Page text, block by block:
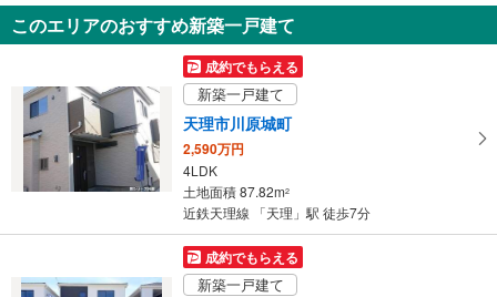
6,000万円
149.15m
（登記）
奈良県奈良市西大寺芝町2丁目
このエリアのおすすめ新築一戸建て
成約でもらえる
新築一戸建て
天理市川原城町
2,590万円
4LDK
土地面積 87.82m2
近鉄天理線 「天理」駅 徒歩7分
成約でもらえる
新築一戸建て